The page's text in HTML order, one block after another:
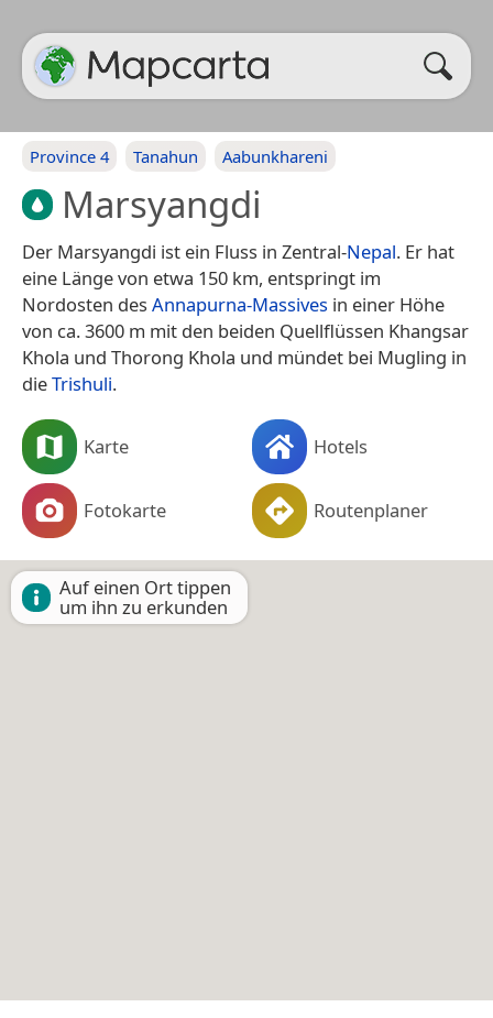
Province 4 Tanahun Aabunkhareni
Marsyangdi
Der Marsyangdi ist ein Fluss in Zentral-Nepal. Er hat
eine Länge von etwa 150 km, entspringt im
Nordosten des Annapurna-Massives in einer Höhe
von ca. 3600 m mit den beiden Quellflüssen Khangsar
Khola und Thorong Khola und mündet bei Mugling in
dieTrishuli.
Karte Hotels
Fotokarte Routenplaner
Auf einen Ort tippen
um ihn zu erkunden